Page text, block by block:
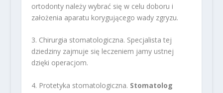
ortodonty należy wybrać się w celu doboru i
założenia aparatu korygującego wady zgryzu.
3. Chirurgia stomatologiczna. Specjalista tej
dziedziny zajmuje się leczeniem jamy ustnej
dzięki operacjom.
4. Protetyka stomatologiczna. Stomatolog